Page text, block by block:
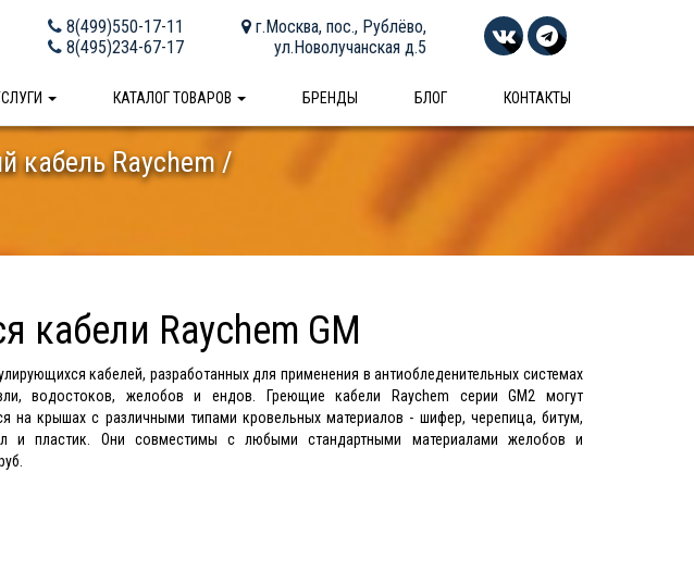
8(499)550-17-11
8(495)234-67-17
г.Москва, пос., Рублёво,
ул.Новолучанская д.5
КАТАЛОГ ТОВАРОВ БРЕНДЫ БЛОГ КОНТАКТЫ
кабель Raychem
кабели Raychem GM
кабелей, разработанных для применения в антиобледенительных системах
водостоков, желобов и ендов. Греющие кабели Raychem серии GM2 могут
на крышах с различными типами кровельных материалов - шифер, черепица, битум,
и пластик. Они совместимы с любыми стандартными материалами желобов и